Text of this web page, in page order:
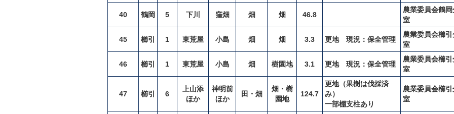
40 鶴岡 5 下川 窪畑 畑 畑 46.8
農業委員会鶴岡
室
45 櫛引 1 東荒屋 小島 畑 畑 3.3 更地 現況：保全管理
農業委員会櫛引
室
46 櫛引 1 東荒屋 小島 畑 樹園地 3.1 更地 現況：保全管理
農業委員会櫛引
室
47 櫛引 6
上山添
ほか
神明前
ほか
田・畑
畑・樹
園地
124.7
更地（果樹は伐採済
み）
一部棚支柱あり
農業委員会櫛引
室